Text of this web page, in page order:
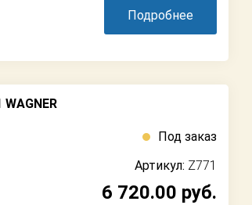
Подробнее
Под заказ
Артикул: Z771
6 720.00 руб.